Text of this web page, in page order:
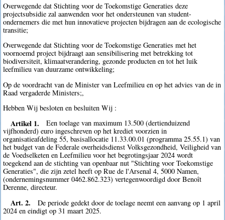
Overwegende dat Stichting voor de Toekomstige Generaties deze
projectsubsidie zal aanwenden voor het ondersteunen van student-
ondernemers die met hun innovatieve projecten bijdragen aan de ecologische
transitie;
Overwegende dat Stichting voor de Toekomstige Generaties met het
voornoemd project bijdraagt aan sensibilisering met betrekking tot
biodiversiteit, klimaatverandering, gezonde producten en tot het luik
leefmilieu van duurzame ontwikkeling;
Op de voordracht van de Minister van Leefmilieu en op het advies van de in
Raad vergaderde Ministers;,
Hebben Wij besloten en besluiten Wij :
Artikel 1.
Een toelage van maximum 13.500 (dertienduizend
vijfhonderd) euro ingeschreven op het krediet voorzien in
organisatieafdeling 55, basisallocatie 11.33.00.01 (programma 25.55.1) van
het budget van de Federale overheidsdienst Volksgezondheid, Veiligheid van
de Voedselketen en Leefmilieu voor het begrotingsjaar 2024 wordt
toegekend aan de stichting van openbaar nut "Stichting voor Toekomstige
Generaties", die zijn zetel heeft op Rue de l'Arsenal 4, 5000 Namen,
(ondernemingsnummer 0462.862.323) vertegenwoordigd door Benoît
Derenne, directeur.
Art. 2.
De periode gedekt door de toelage neemt een aanvang op 1 april
2024 en eindigt op 31 maart 2025.